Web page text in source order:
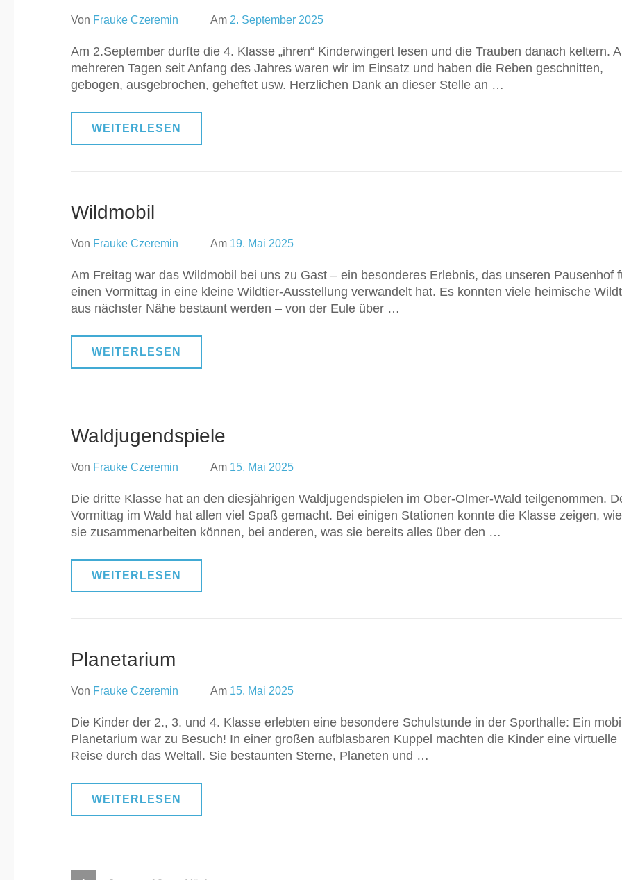
Von Frauke Czeremin Am 2. September 2025
Am 2.September durfte die 4. Klasse „ihren“ Kinderwingert lesen und die Trauben danach keltern.
mehreren Tagen seit Anfang des Jahres waren wir im Einsatz und haben die Reben geschnitten,
gebogen, ausgebrochen, geheftet usw. Herzlichen Dank an dieser Stelle an …
WEITERLESEN
Wildmobil
Von Frauke Czeremin Am 19. Mai 2025
Am Freitag war das Wildmobil bei uns zu Gast – ein besonderes Erlebnis, das unseren Pausenhof
einen Vormittag in eine kleine Wildtier-Ausstellung verwandelt hat. Es konnten viele heimische
aus nächster Nähe bestaunt werden – von der Eule über …
WEITERLESEN
Waldjugendspiele
Von Frauke Czeremin Am 15. Mai 2025
Die dritte Klasse hat an den diesjährigen Waldjugendspielen im Ober-Olmer-Wald teilgenommen.
Vormittag im Wald hat allen viel Spaß gemacht. Bei einigen Stationen konnte die Klasse zeigen,
sie zusammenarbeiten können, bei anderen, was sie bereits alles über den …
WEITERLESEN
Planetarium
Von Frauke Czeremin Am 15. Mai 2025
Die Kinder der 2., 3. und 4. Klasse erlebten eine besondere Schulstunde in der Sporthalle: Ein
Planetarium war zu Besuch! In einer großen aufblasbaren Kuppel machten die Kinder eine virtuelle
Reise durch das Weltall. Sie bestaunten Sterne, Planeten und …
WEITERLESEN